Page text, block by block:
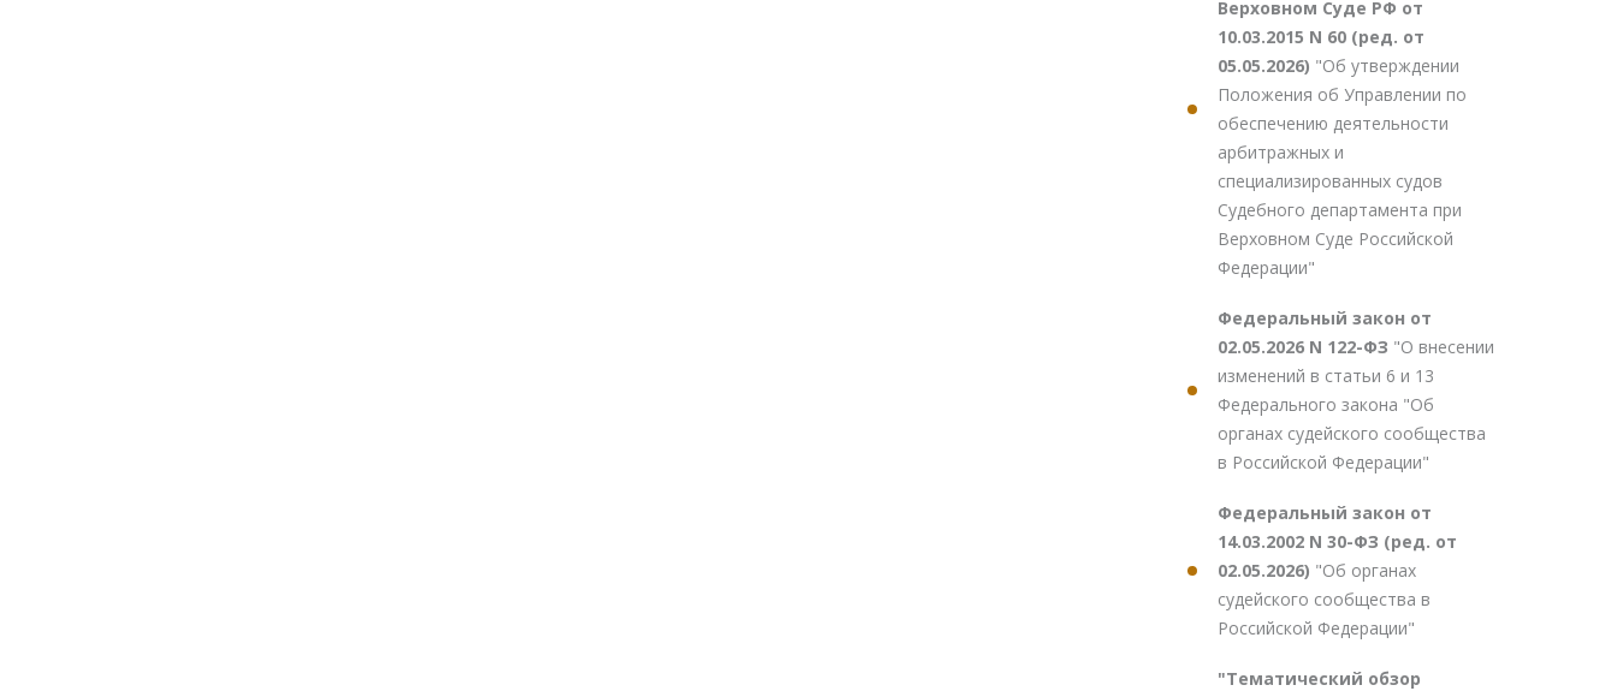
Верховном Суде РФ от
10.03.2015 N 60 (ред. от
05.05.2026) "Об утверждении
Положения об Управлении по
обеспечению деятельности
арбитражных и
специализированных судов
Судебного департамента при
Верховном Суде Российской
Федерации"
Федеральный закон от
02.05.2026 N 122-ФЗ "О внесении
изменений в статьи 6 и 13
Федерального закона "Об
органах судейского сообщества
в Российской Федерации"
Федеральный закон от
14.03.2002 N 30-ФЗ (ред. от
02.05.2026) "Об органах
судейского сообщества в
Российской Федерации"
"Тематический обзор